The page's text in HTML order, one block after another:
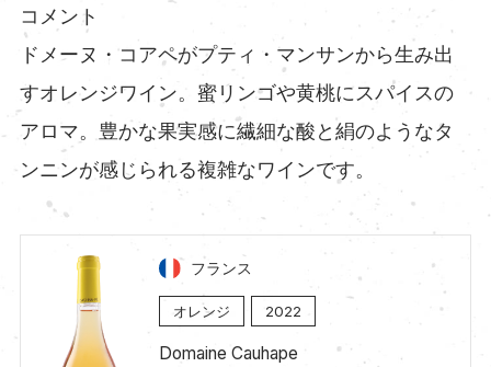
コメント
ドメーヌ・コアペがプティ・マンサンから生み出
すオレンジワイン。蜜リンゴや黄桃にスパイスの
アロマ。豊かな果実感に繊細な酸と絹のようなタ
ンニンが感じられる複雑なワインです。
フランス
オレンジ 2022
Domaine Cauhape